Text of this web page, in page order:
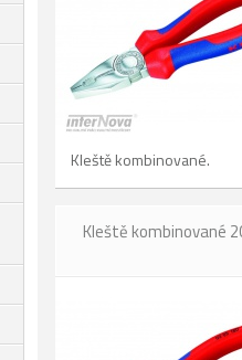
Kleště kombinované.
Kleště kombinované